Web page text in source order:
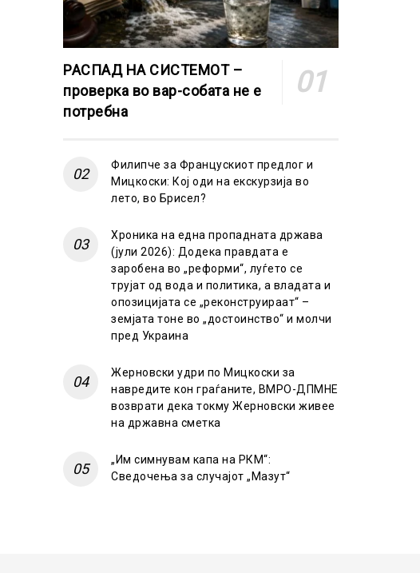
РАСПАД НА СИСТЕМОТ –
проверка во вар-собата не е
потребна
Филипче за Францускиот предлог и
Мицкоски: Кој оди на екскурзија во
лето, во Брисел?
Хроника на една пропадната држава
(јули 2026): Додека правдата е
заробена во „реформи“, луѓето се
трујат од вода и политика, а владата и
опозицијата се „реконструираат“ –
земјата тоне во „достоинство“ и молчи
пред Украина
Жерновски удри по Мицкоски за
навредите кон граѓаните, ВМРО-ДПМНЕ
возврати дека токму Жерновски живее
на државна сметка
„Им симнувам капа на РКМ“:
Сведочења за случајот „Мазут“